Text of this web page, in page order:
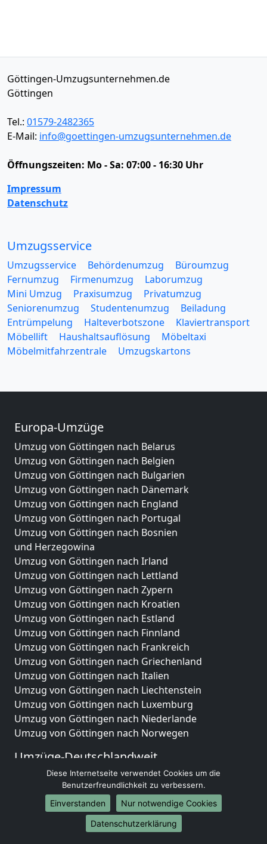
Göttingen-Umzugsunternehmen.de
Göttingen
Tel.: 01579-2482365
E-Mail: info@goettingen-umzugsunternehmen.de
Öffnungszeiten: Mo - Sa: 07:00 - 16:30 Uhr
Impressum
Datenschutz
Umzugsservice
Umzugsservice Behördenumzug
Büroumzug
Fernumzug
Firmenumzug
Laborumzug
Mini Umzug
Praxisumzug
Privatumzug
Seniorenumzug
Studentenumzug
Beiladung
Entrümpelung
Halteverbotszone
Klaviertransport
Möbellift
Haushaltsauflösung
Möbeltaxi
Möbelmitfahrzentrale
Umzugskartons
Europa-Umzüge
Umzug von Göttingen nach Belarus
Umzug von Göttingen nach Belgien
Umzug von Göttingen nach Bulgarien
Umzug von Göttingen nach Dänemark
Umzug von Göttingen nach England
Umzug von Göttingen nach Portugal
Umzug von Göttingen nach Bosnien
und Herzegowina
Umzug von Göttingen nach Irland
Umzug von Göttingen nach Lettland
Umzug von Göttingen nach Zypern
Umzug von Göttingen nach Kroatien
Umzug von Göttingen nach Estland
Umzug von Göttingen nach Finnland
Umzug von Göttingen nach Frankreich
Umzug von Göttingen nach Griechenland
Umzug von Göttingen nach Italien
Umzug von Göttingen nach Liechtenstein
Umzug von Göttingen nach Luxemburg
Umzug von Göttingen nach Niederlande
Umzug von Göttingen nach Norwegen
Umzüge-Deutschlandweit
Umzug von Göttingen nach Berlin
Umzug von Göttingen nach Hamburg
Umzug von Göttingen nach München
Umzug von Göttingen nach Köln
Umzug von Göttingen nach Frankfurt am Main
Diese Internetseite verwendet Cookies um die
Benutzerfreundlichkeit zu verbessern.
Einverstanden
Nur notwendige Cookies
Datenschutzerklärung